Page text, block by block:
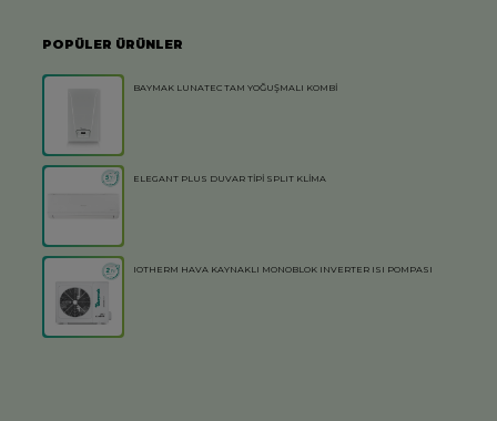
POPÜLER ÜRÜNLER
BAYMAK LUNATEC TAM YOĞUŞMALI KOMBİ
ELEGANT PLUS DUVAR TİPİ SPLIT KLİMA
IOTHERM HAVA KAYNAKLI MONOBLOK INVERTER ISI POMPASI